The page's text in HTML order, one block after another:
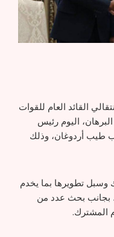
القائد العام للقوات
اليوم رئيس
طيب أردوغان، وذلك
وسبل تطويرها بما يخدم
بجانب بحث عدد من
المشترك.